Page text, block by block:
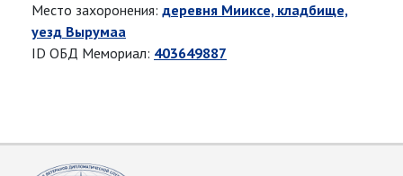
Место захоронения: деревня Мииксе, кладбище,
уезд Вырумаа
ID ОБД Мемориал: 403649887